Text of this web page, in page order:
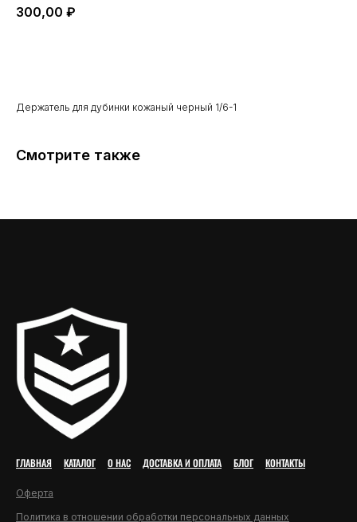
300,00 ₽
Держатель для дубинки кожаный черный 1/6-1
Смотрите также
ГЛАВНАЯ КАТАЛОГ О НАС ДОСТАВКА И ОПЛАТА БЛОГ КОНТАКТЫ
Оферта
Политика в отношении обработки персональных данных